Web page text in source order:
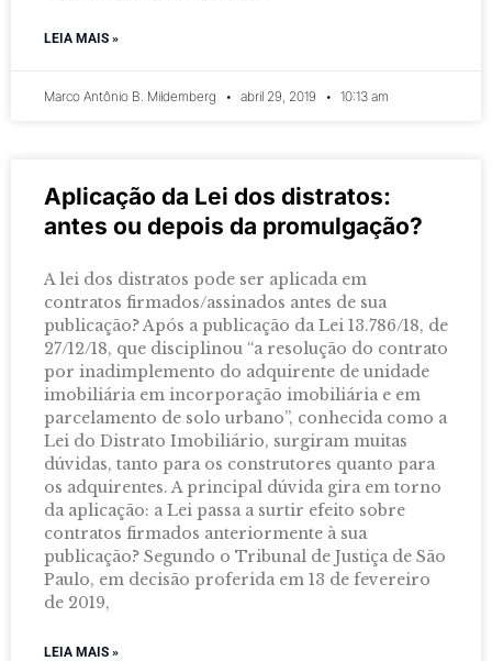
LEIA MAIS »
Marco Antônio B. Mildemberg abril 29, 2019 10:13 am
Aplicação da Lei dos distratos:
antes ou depois da promulgação?
A lei dos distratos pode ser aplicada em
contratos firmados/assinados antes de sua
publicação? Após a publicação da Lei 13.786/18, de
27/12/18, que disciplinou “a resolução do contrato
por inadimplemento do adquirente de unidade
imobiliária em incorporação imobiliária e em
parcelamento de solo urbano”, conhecida como a
Lei do Distrato Imobiliário, surgiram muitas
dúvidas, tanto para os construtores quanto para
os adquirentes. A principal dúvida gira em torno
da aplicação: a Lei passa a surtir efeito sobre
contratos firmados anteriormente à sua
publicação? Segundo o Tribunal de Justiça de São
Paulo, em decisão proferida em 13 de fevereiro
de 2019,
LEIA MAIS »